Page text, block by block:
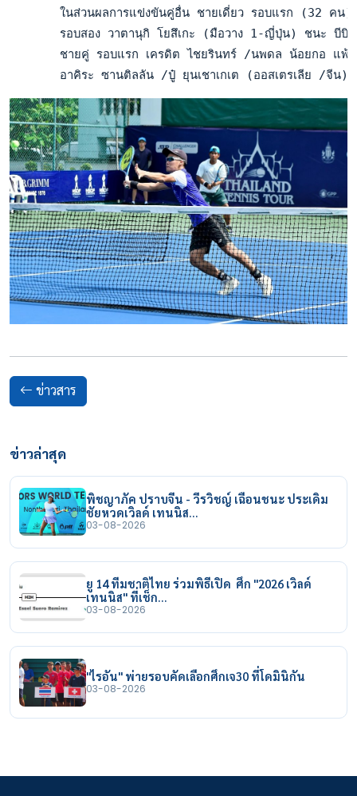
ในส่วนผลการแข่งขันคู่อื่น ชายเดี่ยว รอบแรก (32 คน
รอบสอง วาตานุกิ โยสึเกะ (มือวาง 1-ญี่ปุ่น) ชนะ
ชายคู่ รอบแรก เครดิต ไชยรินทร์ /นพดล น้อยกอ แพ้
อาคิระ ซานติลลัน /ปู๋ ยุนเชาเกเต (ออสเตรเลีย /จีน
ข่าวสาร
ข่าวล่าสุด
พิชญาภัค ปราบจีน - วีรวิชญ์ เฉือนชนะ ประเดิม
ชัยหวดเวิลด์ เทนนิส…
03-08-2026
ยู 14 ทีมชาติไทย ร่วมพิธีเปิด ศึก "2026 เวิลด์
เทนนิส" ที่เช็ก…
03-08-2026
"ไรอัน" พ่ายรอบคัดเลือกศึกเจ30 ที่โดมินิกัน
03-08-2026